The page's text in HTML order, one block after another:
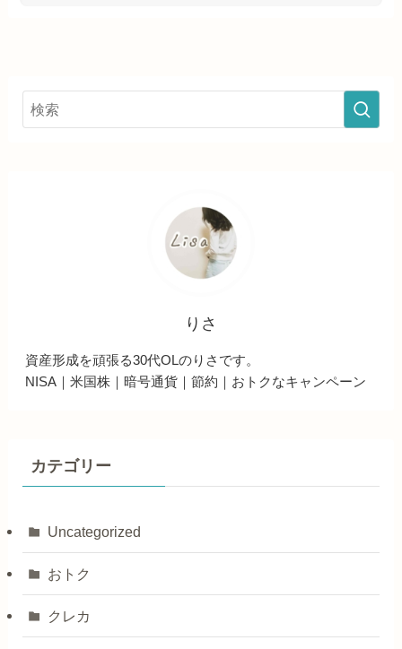
りさ
資産形成を頑張る30代OLのりさです。
NISA｜米国株｜暗号通貨｜節約｜おトクなキャンペーン
カテゴリー
Uncategorized
おトク
クレカ